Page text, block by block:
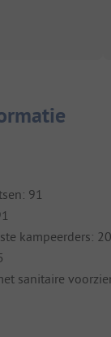
91
kampeerders: 20
sanitaire